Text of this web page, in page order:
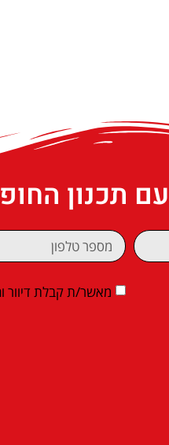
תכנון
מאשר/ת קבלת דיוור